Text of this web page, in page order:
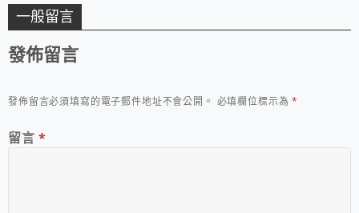
一般留言
發佈留言
發佈留言必須填寫的電子郵件地址不會公開。 必填欄位標示為*
留言 *